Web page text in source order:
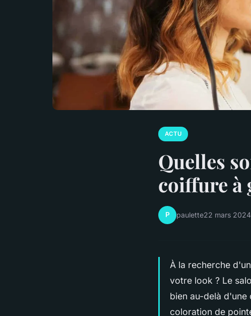
ACTU
Quelles
coiffure à
P paulette22 mars 2024
À la recherche
votre look ? Le
bien au-delà d'une
coloration de